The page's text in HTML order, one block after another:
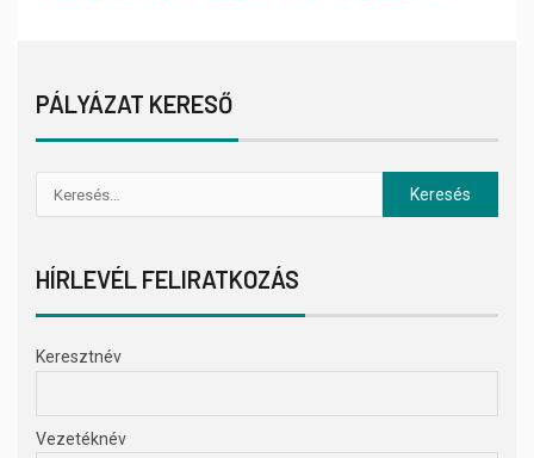
PÁLYÁZAT KERESŐ
HÍRLEVÉL FELIRATKOZÁS
Keresztnév
Vezetéknév